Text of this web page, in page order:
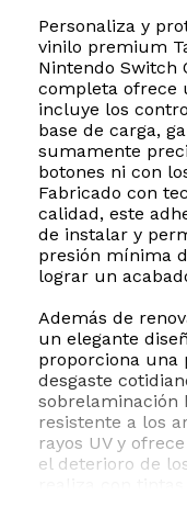
Personaliza y
vinilo premium
Nintendo Switch
completa ofrece
incluye los
base de carga,
sumamente
botones ni con
Fabricado con
calidad, este
de instalar y
presión mínima
lograr un
Además de
un elegante
proporciona una
desgaste
sobrelaminación
resistente a los
rayos UV y
el deterioro de